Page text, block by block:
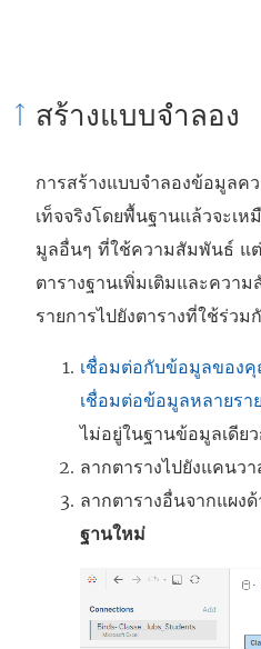
สร้างแบบจำลอง
การสร้างแบบจำลองข้อมูล
เท็จจริงโดยพื้นฐานแล้วจะเ
มูลอื่นๆ ที่ใช้ความสัมพันธ์ แ
ตารางฐานเพิ่มเติมและควา
รายการไปยังตารางที่ใช้ร่วม
เชื่อมต่อกับข้อมูลของ
เชื่อมต่อข้อมูลหลายรา
ไม่อยู่ในฐานข้อมูลเดีย
ลากตารางไปยังแคนว
ลากตารางอื่นจากแผง
ฐานใหม่